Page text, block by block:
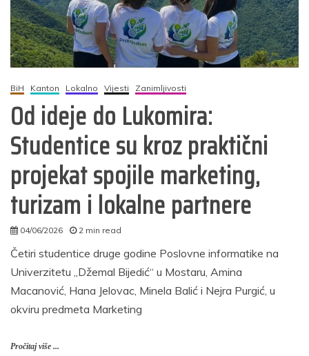
BiH Kanton Lokalno Vijesti Zanimljivosti
Od ideje do Lukomira:
Studentice su kroz praktični
projekat spojile marketing,
turizam i lokalne partnere
04/06/2026
2 min read
Četiri studentice druge godine Poslovne informatike na
Univerzitetu „Džemal Bijedić“ u Mostaru, Amina
Macanović, Hana Jelovac, Minela Balić i Nejra Purgić, u
okviru predmeta Marketing
Pročitaj više ...